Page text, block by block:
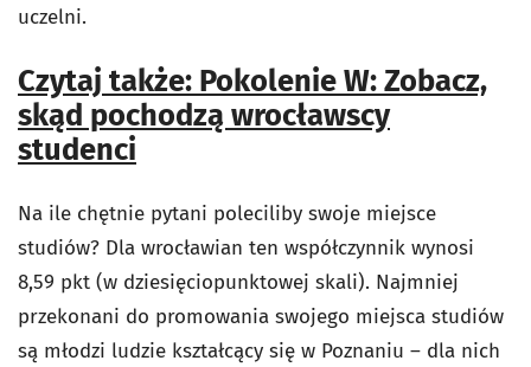
uczelni.
Czytaj także: Pokolenie W: Zobacz,
skąd pochodzą wrocławscy
studenci
Na ile chętnie pytani poleciliby swoje miejsce
studiów? Dla wrocławian ten współczynnik wynosi
8,59 pkt (w dziesięciopunktowej skali). Najmniej
przekonani do promowania swojego miejsca studiów
są młodzi ludzie kształcący się w Poznaniu – dla nich